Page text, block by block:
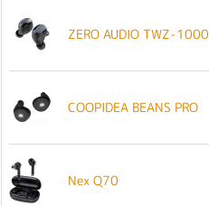
ZERO AUDIO TWZ-1000
COOPIDEA BEANS PRO
Nex Q70